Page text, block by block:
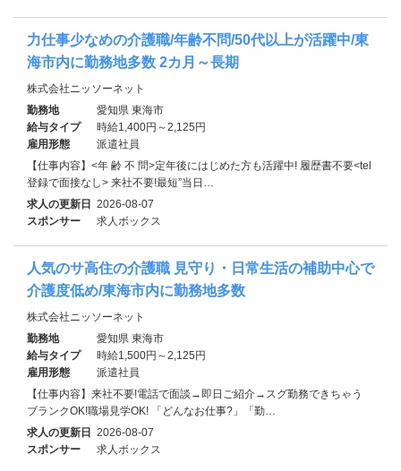
力仕事少なめの介護職/年齢不問/50代以上が活躍中/東
海市内に勤務地多数 2カ月～長期
株式会社ニッソーネット
勤務地
愛知県 東海市
給与タイプ
時給1,400円～2,125円
雇用形態
派遣社員
【仕事内容】<年 齢 不 問>定年後にはじめた方も活躍中! 履歴書不要<tel
登録で面接なし> 来社不要!最短”当日…
求人の更新日 2026-08-07
スポンサー
求人ボックス
人気のサ高住の介護職 見守り・日常生活の補助中心で
介護度低め/東海市内に勤務地多数
株式会社ニッソーネット
勤務地
愛知県 東海市
給与タイプ
時給1,500円～2,125円
雇用形態
派遣社員
【仕事内容】来社不要!電話で面談→即日ご紹介→スグ勤務できちゃう
ブランクOK!職場見学OK! 「どんなお仕事?」「勤…
求人の更新日 2026-08-07
スポンサー
求人ボックス